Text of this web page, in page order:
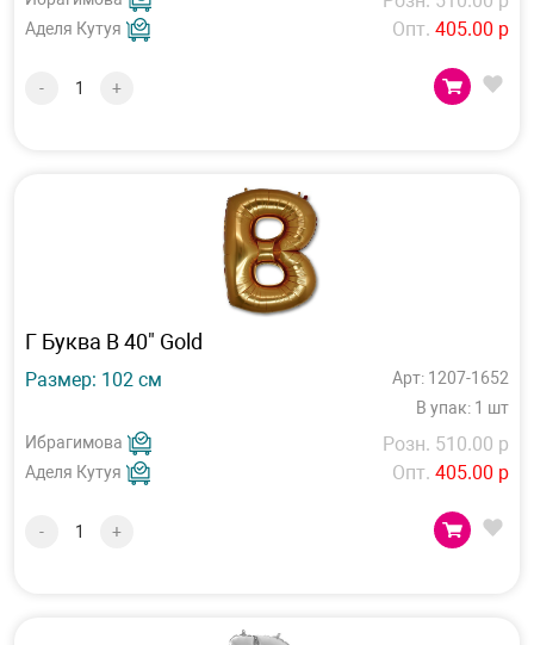
Аделя Кутуя
Опт. 405.00 р
- +
Г Буква B 40" Gold
Размер: 102 см
Арт: 1207-1652
В упак: 1 шт
Ибрагимова
Аделя Кутуя
Розн. 510.00 р
Опт. 405.00 р
- +